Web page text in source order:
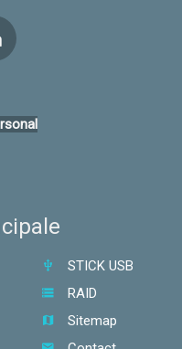
STICK USB
RAID
Sitemap